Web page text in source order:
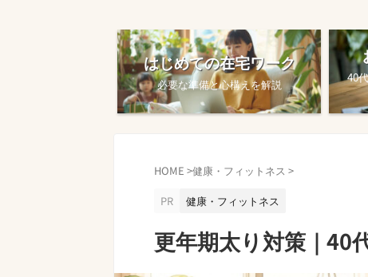
はじめての在宅ワーク
必要な準備と心構えを解説
40
HOME >健康・フィットネス >
PR
健康・フィットネス
更年期太り対策｜40